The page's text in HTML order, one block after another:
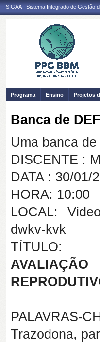
SIGAA - Sistema Integrado de Gestão
Programa Ensino Projetos
Banca de
Uma banca
DISCENTE :
DATA : 30/01/
HORA: 10:00
LOCAL:
dwkv-kvk
TÍTULO:
AVALIAÇÃO
PALAVRAS-
Trazodona,